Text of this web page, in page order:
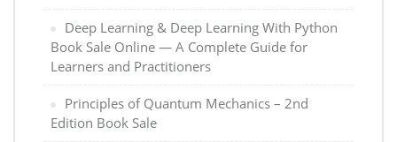
Deep Learning & Deep Learning With Python
Book Sale Online — A Complete Guide for
Learners and Practitioners
Principles of Quantum Mechanics – 2nd
Edition Book Sale